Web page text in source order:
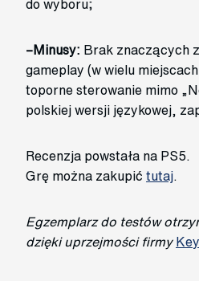
do wyboru;
–Minusy: Brak znaczących
gameplay (w wielu
toporne sterowanie mimo
polskiej wersji językowej,
Recenzja powstała na PS5.
Grę można zakupić tutaj
Egzemplarz do testów
dzięki uprzejmości firmy